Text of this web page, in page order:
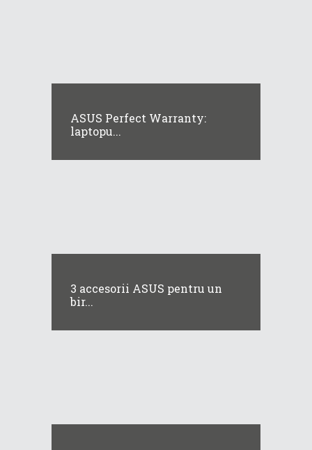
ASUS Perfect Warranty:
laptopu...
3 accesorii ASUS pentru un
bir...